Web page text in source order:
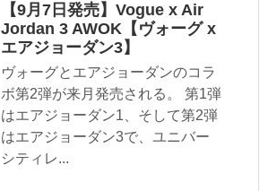
【9月7日発売】Vogue x Air
Jordan 3 AWOK【ヴォーグ x
エアジョーダン3】
ヴォーグとエアジョーダンのコラ
ボ第2弾が来月発売される。 第1弾
はエアジョーダン1、そして第2弾
はエアジョーダン3で、ユニバー
シティレ...